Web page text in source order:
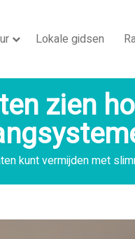
Lokale gidsen
zien
kunt vermijden met